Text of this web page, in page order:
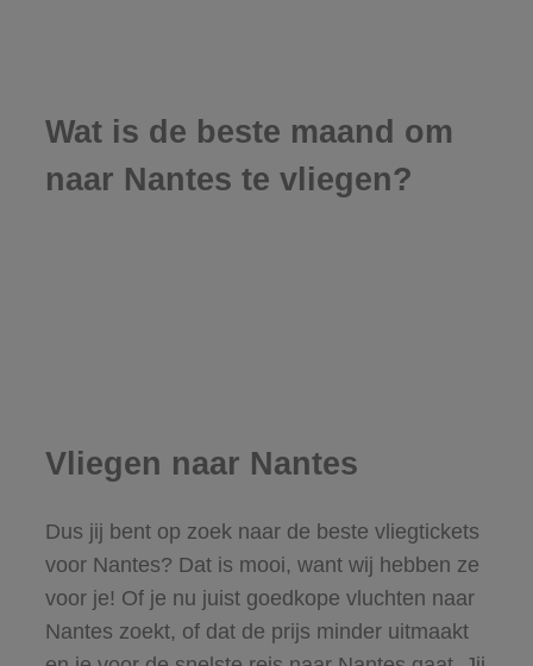
Wat is de beste maand om
naar Nantes te vliegen?
Vliegen naar Nantes
Dus jij bent op zoek naar de beste vliegtickets
voor Nantes? Dat is mooi, want wij hebben ze
voor je! Of je nu juist goedkope vluchten naar
Nantes zoekt, of dat de prijs minder uitmaakt